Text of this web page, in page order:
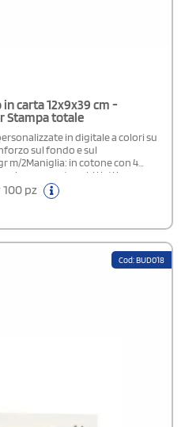
carta 12x9x39 cm -
Stampa totale
in digitale a colori su
sul fondo e sul
m/2Maniglia: in cotone con 4
su entrambi i lati in
totale (su tutta la superficie
o opacaIn fase d' ordine
la tipologia di
pz
Cod: BUD018